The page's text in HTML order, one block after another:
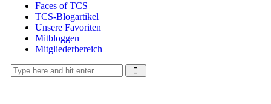
Faces of TCS
TCS-Blogartikel
Unsere Favoriten
Mitbloggen
Mitgliederbereich